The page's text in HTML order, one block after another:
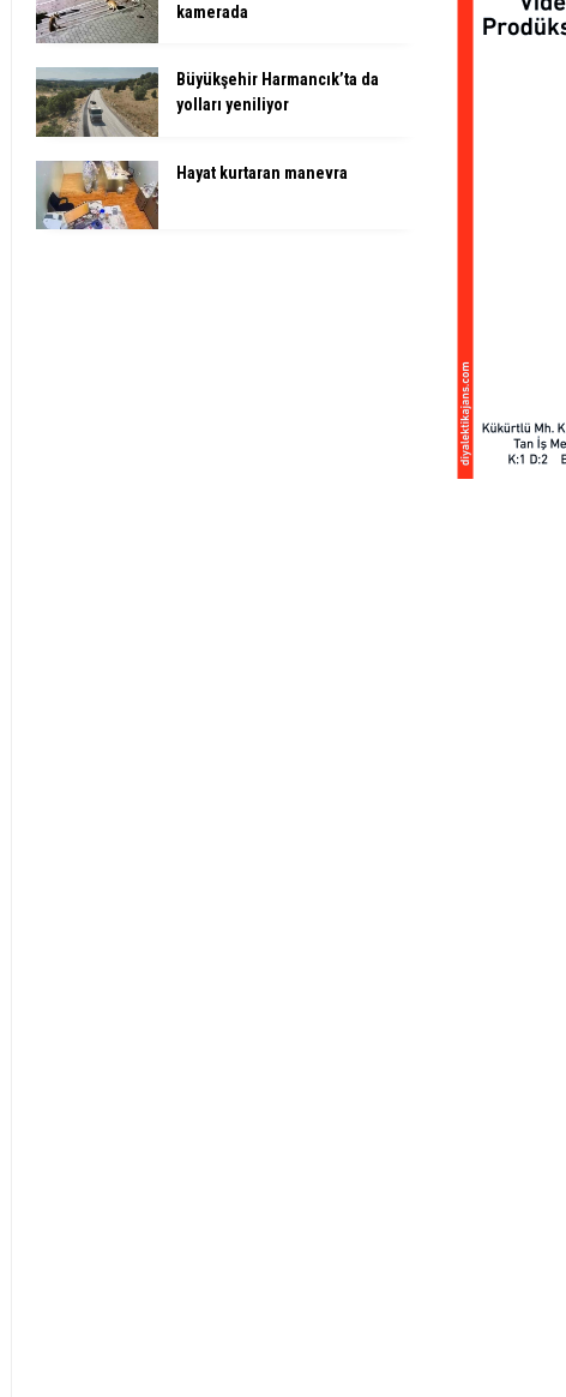
kamerada
Büyükşehir Harmancık’ta da
yolları yeniliyor
Hayat kurtaran manevra